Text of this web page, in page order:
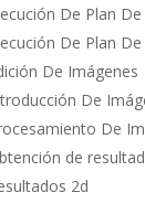
De Plan
De Plan
De Imágenes
De
De
de
2d